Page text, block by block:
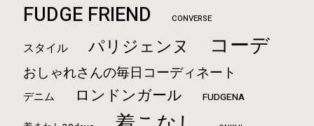
FUDGE FRIEND CONVERSE
スタイル パリジェンヌ コーデ
おしゃれさんの毎日コーディネート
デニム ロンドンガール FUDGENA